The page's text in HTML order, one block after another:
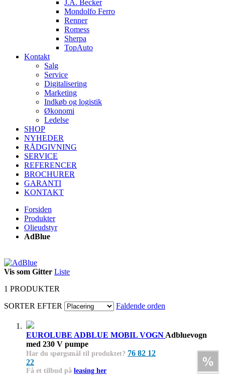
J.A. Becker
Mondolfo Ferro
Renner
Romess
Sherpa
TopAuto
Kontakt
Salg
Service
Digitalisering
Marketing
Indkøb og logistik
Økonomi
Ledelse
SHOP
NYHEDER
RÅDGIVNING
SERVICE
REFERENCER
BROCHURER
GARANTI
KONTAKT
Forsiden
Produkter
Olieudstyr
AdBlue
Vis som Gitter Liste
1 PRODUKTER
SORTER EFTER
Faldende orden
EUROLUBE ADBLUE MOBIL VOGN Adbluevogn
med 230 V pumpe
Har du spørgsmål til produktet? 76 82 12
22
Få et tilbud på leasing her